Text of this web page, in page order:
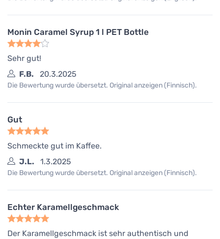
Monin Caramel Syrup 1 l PET Bottle
Sehr gut!
F.B.
20.3.2025
Die Bewertung wurde übersetzt. Original anzeigen (Finnisch).
Gut
Schmeckte gut im Kaffee.
J.L.
1.3.2025
Die Bewertung wurde übersetzt. Original anzeigen (Finnisch).
Echter Karamellgeschmack
Der Karamellgeschmack ist sehr authentisch und